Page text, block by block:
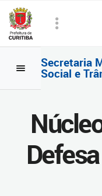
Secretaria
Social e